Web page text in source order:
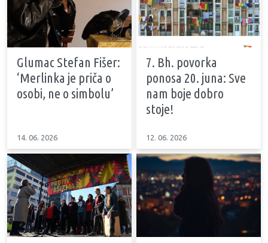
Glumac Stefan Fišer:
‘Merlinka je priča o
osobi, ne o simbolu’
14. 06. 2026
7. Bh. povorka
ponosa 20. juna: Sve
nam boje dobro
stoje!
12. 06. 2026